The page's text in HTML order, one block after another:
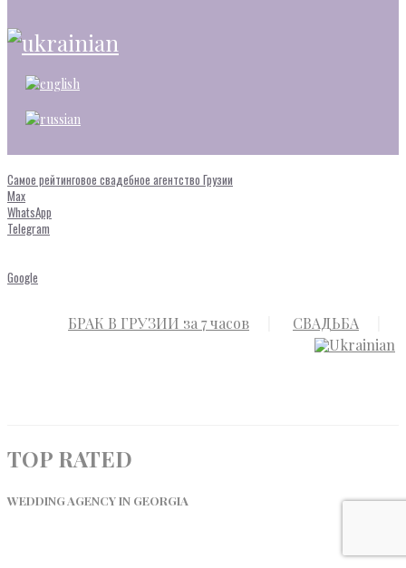
Самое рейтинговое свадебное агентство Грузии
Max
WhatsApp
Telegram
Google
БРАК В ГРУЗИИ за 7 часов СВАДЬБА
TOP RATED
WEDDING AGENCY IN GEORGIA